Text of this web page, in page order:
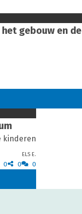
gebouw en
kinderen
Els E.
0 0 0